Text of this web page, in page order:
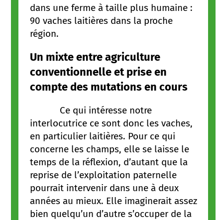
dans une ferme à taille plus humaine :
90 vaches laitières dans la proche
région.
Un mixte entre agriculture
conventionnelle et prise en
compte des mutations en cours
Ce qui intéresse notre
interlocutrice ce sont donc les vaches,
en particulier laitières. Pour ce qui
concerne les champs, elle se laisse le
temps de la réflexion, d’autant que la
reprise de l’exploitation paternelle
pourrait intervenir dans une à deux
années au mieux. Elle imaginerait assez
bien quelqu’un d’autre s’occuper de la